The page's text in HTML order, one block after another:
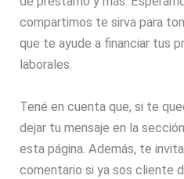
compartimos te sirva para
que te ayude a financiar tus
laborales.
Tené en cuenta que, si te
dejar tu mensaje en la
esta página. Además, te
comentario si ya sos cliente